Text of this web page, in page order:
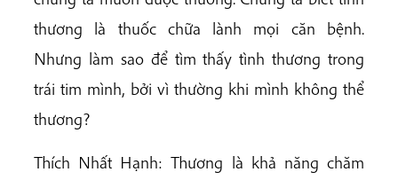
thương là thuốc chữa lành mọi căn bệnh.
Nhưng làm sao để tìm thấy tình thương trong
trái tim mình, bởi vì thường khi mình không thể
thương?
Thích Nhất Hạnh: Thương là khả năng chăm